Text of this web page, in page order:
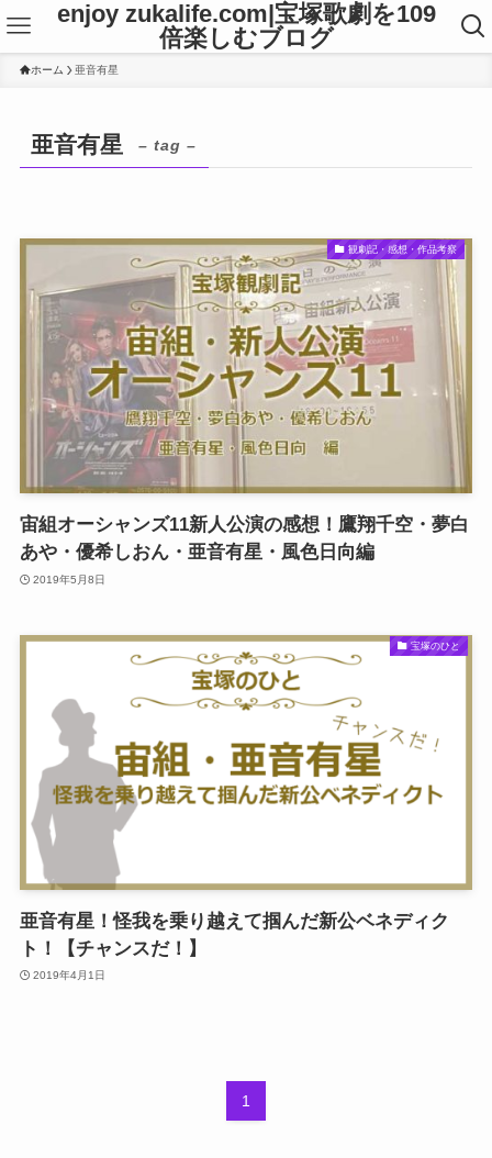
enjoy zukalife.com|宝塚歌劇を109
倍楽しむブログ
ホーム 亜音有星
亜音有星 – tag –
観劇記・感想・作品考察
宙組オーシャンズ11新人公演の感想！鷹翔千空・夢白
あや・優希しおん・亜音有星・風色日向編
2019年5月8日
宝塚のひと
亜音有星！怪我を乗り越えて掴んだ新公ベネディク
ト！【チャンスだ！】
2019年4月1日
1